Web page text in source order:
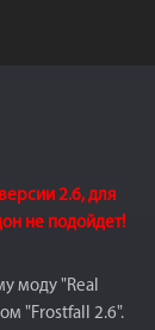
2.6, для
не подойдет!
моду "Real
"Frostfall 2.6".